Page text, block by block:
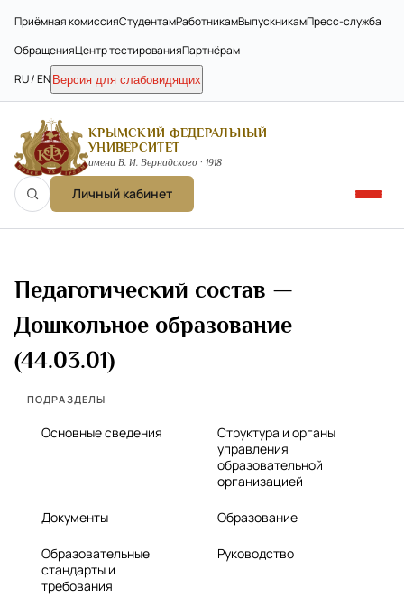
Приёмная комиссияСтудентамРаботникамВыпускникамПресс-служба
ОбращенияЦентр тестированияПартнёрам
RU / EN Версия для слабовидящих
КРЫМСКИЙ ФЕДЕРАЛЬНЫЙ
УНИВЕРСИТЕТ
имени В. И. Вернадского · 1918
Личный кабинет
Педагогический состав —
Дошкольное образование
(44.03.01)
ПОДРАЗДЕЛЫ
Основные сведения
Структура и органы
управления
образовательной
организацией
Документы Образование
Образовательные
стандарты и
требования
Руководство